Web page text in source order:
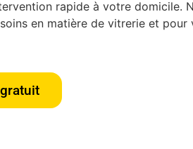
rapide à votre domicile.
en matière de vitrerie et